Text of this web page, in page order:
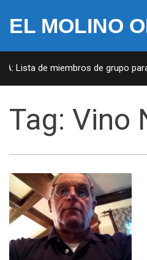
EL MOLINO
Lista de miembros de grupo
Tag: Vino